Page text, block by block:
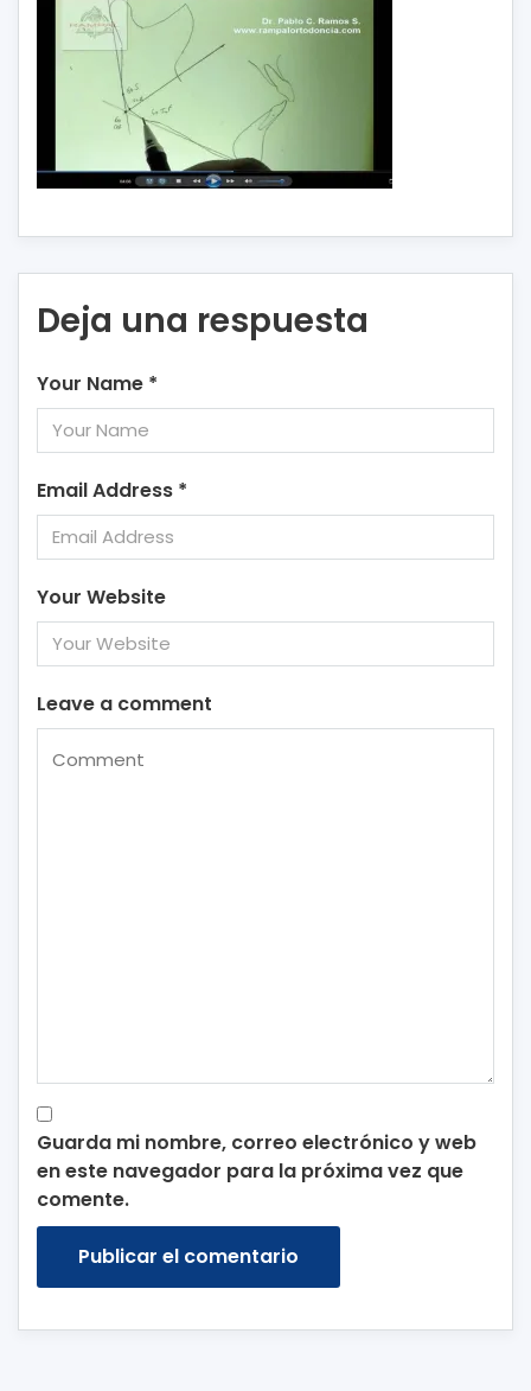
Deja una respuesta
Your Name *
Email Address *
Your Website
Leave a comment
Guarda mi nombre, correo electrónico y web
en este navegador para la próxima vez que
comente.